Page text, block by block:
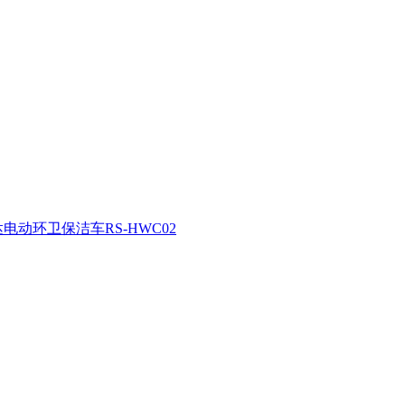
动环卫保洁车RS-HWC02